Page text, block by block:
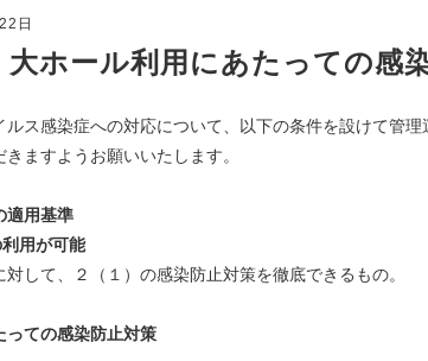
日
大ホール利用にあたっての感
ルス感染症への対応について、以下の条件を設けて管
ますようお願いいたします。
適用基準
用が可能
して、２（１）の感染防止対策を徹底できるもの。
っての感染防止対策